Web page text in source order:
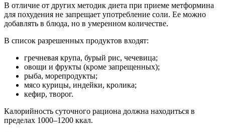
В отличие от других методик диета при приеме метформина
для похудения не запрещает употребление соли. Ее можно
добавлять в блюда, но в умеренном количестве.
В список разрешенных продуктов входят:
гречневая крупа, бурый рис, чечевица;
овощи и фрукты (кроме запрещенных);
рыба, морепродукты;
мясо курицы, индейки, кролика;
кефир, творог.
Калорийность суточного рациона должна находиться в
пределах 1000–1200 ккал.